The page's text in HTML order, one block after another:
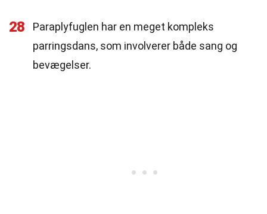
28
Paraplyfuglen har en meget kompleks
parringsdans, som involverer både sang og
bevægelser.